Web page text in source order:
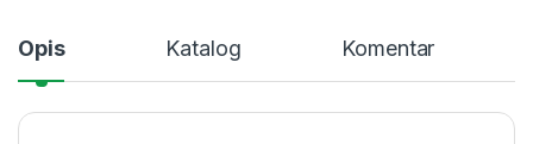
Opis Katalog Komentar